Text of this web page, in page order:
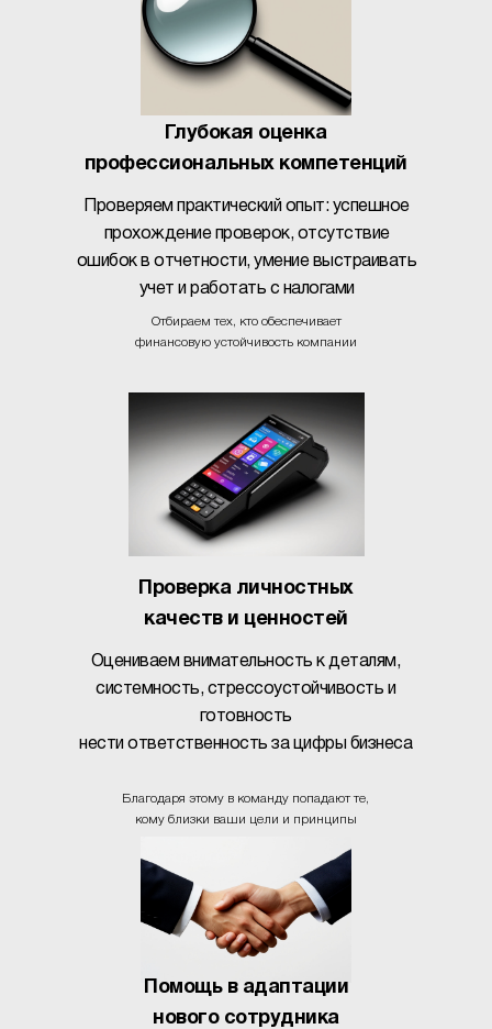
Отбираем тех, кто обеспечивает
финансовую устойчивость компании
Глубокая оценка
профессиональных компетенций
Проверяем практический опыт: успешное
прохождение проверок, отсутствие
ошибок в отчетности, умение выстраивать
учет и работать с налогами
Благодаря этому в команду попадают те,
кому близки ваши цели и принципы
Проверка личностных
качеств и ценностей
Оцениваем внимательность к деталям,
системность, стрессоустойчивость и
готовность
нести ответственность за цифры бизнеса
Помощь в адаптации
нового сотрудника